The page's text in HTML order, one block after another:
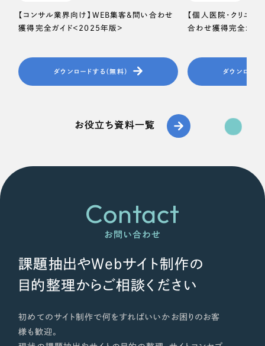
【コンサル業界向け】WEB集客＆問い合わせ
獲得完全ガイド＜2025年版＞
ダウンロードする（無料）
【個人医院・クリニッ
合わせ獲得完全ガイ
ダウンロード
お役立ち資料一覧
Contact
お問い合わせ
課題抽出やWebサイト制作の
目的整理からご相談ください
初めてのサイト制作で何をすればいいかお困りのお客
様も歓迎。